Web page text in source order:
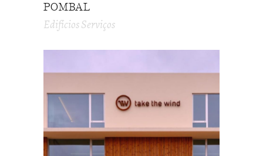
POMBAL
Edifícios Serviços